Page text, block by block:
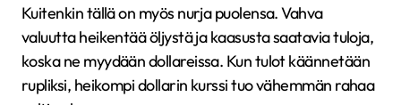
Kuitenkin tällä on myös nurja puolensa. Vahva
valuutta heikentää öljystä ja kaasusta saatavia tuloja,
koska ne myydään dollareissa. Kun tulot käännetään
rupliksi, heikompi dollarin kurssi tuo vähemmän rahaa